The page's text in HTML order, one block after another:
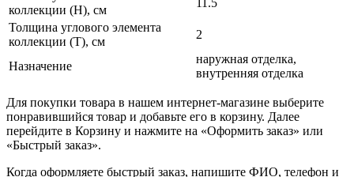
коллекции (H), см
Толщина углового элемента
коллекции (T), см
2
Назначение
наружная отделка,
внутренняя отделка
Для покупки товара в нашем интернет-магазине выберите
понравившийся товар и добавьте его в корзину. Далее
перейдите в Корзину и нажмите на «Оформить заказ» или
«Быстрый заказ».
Когда оформляете быстрый заказ, напишите ФИО, телефон и